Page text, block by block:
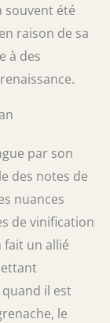
souvent été
raison de sa
à des
par son
des notes de
nuances
de vinification
fait un allié
il est
le